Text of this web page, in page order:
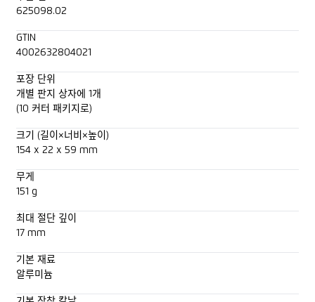
625098.02
GTIN
4002632804021
포장 단위
개별 판지 상자에 1개
(10 커터 패키지로)
크기 (길이×너비×높이)
154 x 22 x 59 mm
무게
151 g
최대 절단 깊이
17 mm
기본 재료
알루미늄